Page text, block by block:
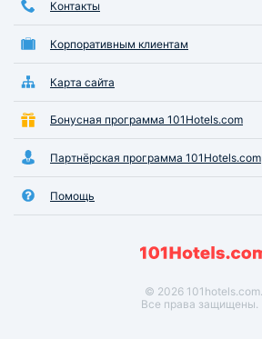
Контакты
Корпоративным клиентам
Карта сайта
Бонусная программа 101Hotels.com
Партнёрская программа 101Hotels.com
Помощь
© 2026 101hotels.com.
Все права защищены.